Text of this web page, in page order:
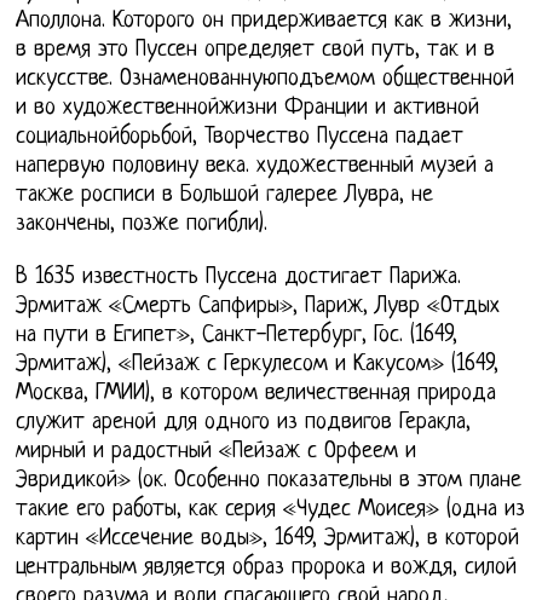
Аполлона. Которого он придерживается как в жизни,
в время это Пуссен определяет свой путь, так и в
искусстве. Ознаменованнуюподъемом общественной
и во художественнойжизни Франции и активной
социальнойборьбой, Творчество Пуссена падает
напервую половину века. художественный музей а
также росписи в Большой галерее Лувра, не
закончены, позже погибли).
В 1635 известность Пуссена достигает Парижа.
Эрмитаж «Смерть Сапфиры», Париж, Лувр «Отдых
на пути в Египет», Санкт-Петербург, Гос. (1649,
Эрмитаж), «Пейзаж с Геркулесом и Какусом» (1649,
Москва, ГМИИ), в котором величественная природа
служит ареной для одного из подвигов Геракла,
мирный и радостный «Пейзаж с Орфеем и
Эвридикой» (ок. Особенно показательны в этом плане
такие его работы, как серия «Чудес Моисея» (одна из
картин «Иссечение воды», 1649, Эрмитаж), в которой
центральным является образ пророка и вождя, силой